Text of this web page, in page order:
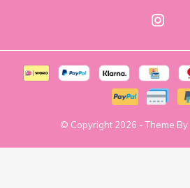
© Copyright 2026 - Theme By